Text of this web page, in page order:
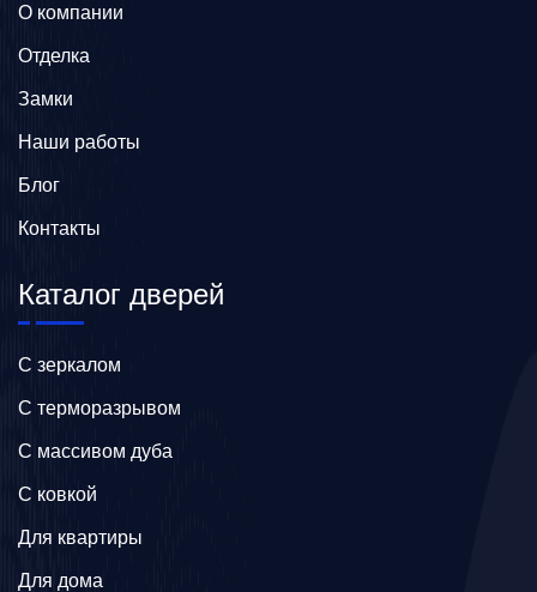
О компании
Отделка
Замки
Наши работы
Блог
Контакты
Каталог дверей
C зеркалом
C терморазрывом
C массивом дуба
C ковкой
Для квартиры
Для дома